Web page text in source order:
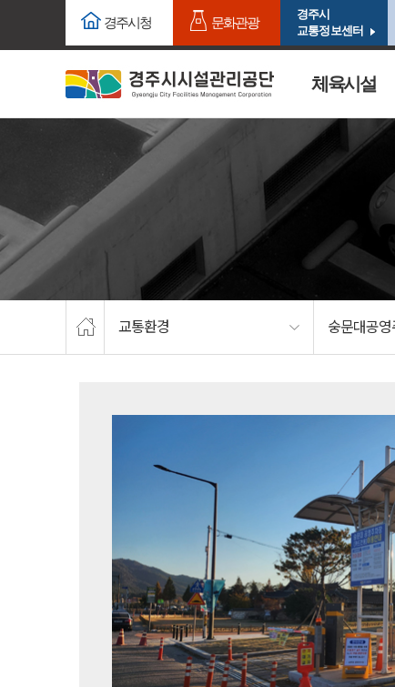
주요메뉴로 건너뛰기
경주시청 문화관광
경주시
교통정보센터
체육시설
교통환경 숭문대공